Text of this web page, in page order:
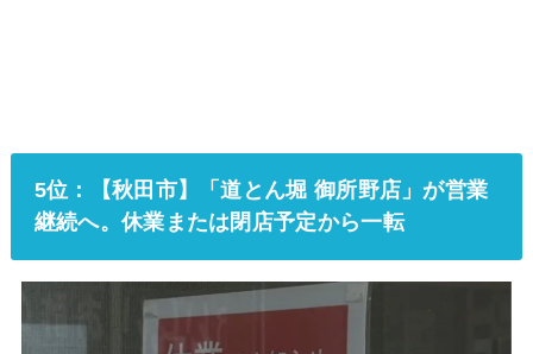
5位：【秋田市】「道とん堀 御所野店」が営業
継続へ。休業または閉店予定から一転